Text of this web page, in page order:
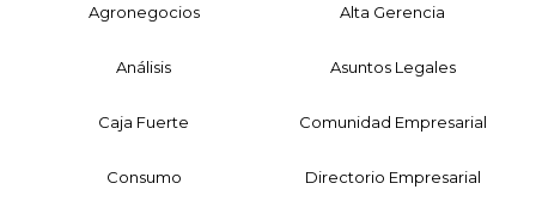
Agronegocios Alta Gerencia
Análisis Asuntos Legales
Caja Fuerte Comunidad Empresarial
Consumo Directorio Empresarial